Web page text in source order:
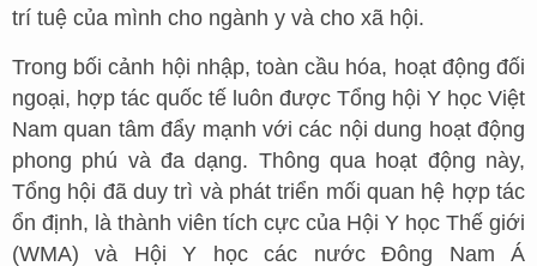
trí tuệ của mình cho ngành y và cho xã hội.
Trong bối cảnh hội nhập, toàn cầu hóa, hoạt động đối
ngoại, hợp tác quốc tế luôn được Tổng hội Y học Việt
Nam quan tâm đẩy mạnh với các nội dung hoạt động
phong phú và đa dạng. Thông qua hoạt động này,
Tổng hội đã duy trì và phát triển mối quan hệ hợp tác
ổn định, là thành viên tích cực của Hội Y học Thế giới
(WMA) và Hội Y học các nước Đông Nam Á